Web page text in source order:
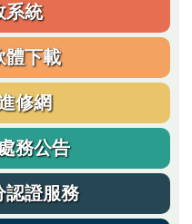
系統
體下載
修網
務公告
認證服務